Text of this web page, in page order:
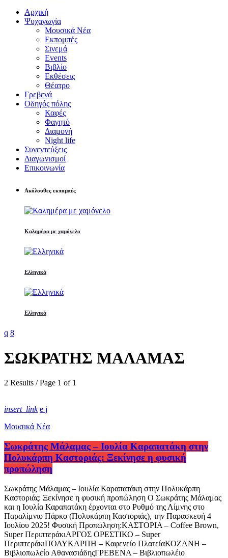
Αρχική
Ψυχαγωγία
Μουσικά Νέα
Εκπομπές
Σινεμά
Events
Βιβλίο
Εκθέσεις
Θέατρο
Γρεβενά
Οδηγός πόλης
Καφές
Φαγητό
Διαμονή
Night life
Συνεντεύξεις
Διαγωνισμοί
Επικοινωνία
Ακόλουθες εκπομπές
Καλημέρα με χαμόγελο
Ελληνικά
Ελληνικά
ΣΩΚΡΑΤΗΣ ΜΑΛΑΜΑΣ
2 Results / Page 1 of 1
insert_link
Μουσικά Νέα
Σωκράτης Μάλαμας – Ιουλία Καραπατάκη στην
Πολυκάρπη Καστοριάς: Ξεκίνησε η φυσική
προπώληση
Σωκράτης Μάλαμας – Ιουλία Καραπατάκη στην Πολυκάρπη
Καστοριάς: Ξεκίνησε η φυσική προπώληση Ο Σωκράτης Μάλαμας
και η Ιουλία Καραπατάκη έρχονται στο Ρυθμό της Λίμνης στο
Παραλίμνιο Πάρκο (Πολυκάρπη Καστοριάς), την Παρασκευή 4
Ιουλίου 2025! Φυσική Προπώληση:ΚΑΣΤΟΡΙΑ – Coffee Brown,
Super ΠεριπτεράκιΑΡΓΟΣ ΟΡΕΣΤΙΚΟ – Super
ΠεριπτεράκιΠΟΛΥΚΑΡΠΗ – Καφενείο ΠλατείαΚΟΖΑΝΗ –
Βιβλιοπωλείο ΑθανασιάδηςΓΡΕΒΕΝΑ – Βιβλιοπωλέιο